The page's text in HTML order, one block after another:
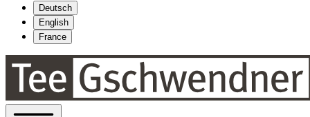
Deutsch
English
France